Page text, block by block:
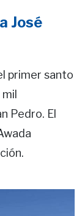
José
primer santo
Pedro. El